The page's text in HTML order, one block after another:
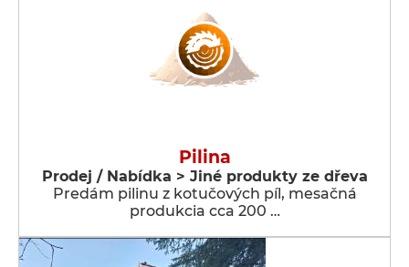
Pilina
Prodej / Nabídka > Jiné produkty ze dřeva
Predám pilinu z kotučových píl, mesačná
produkcia cca 200 …